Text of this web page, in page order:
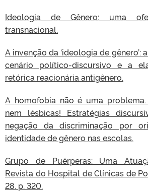
Ideologia de Gênero: uma
transnacional.
A invenção da ‘ideologia de gênero’:
cenário político-discursivo e a
retórica reacionária antigênero.
A homofobia não é uma
nem lésbicas! Estratégias
negação da discriminação por
identidade de gênero nas escolas.
Grupo de Puérperas: Uma
Revista do Hospital de Clínicas de
28. p. 320.